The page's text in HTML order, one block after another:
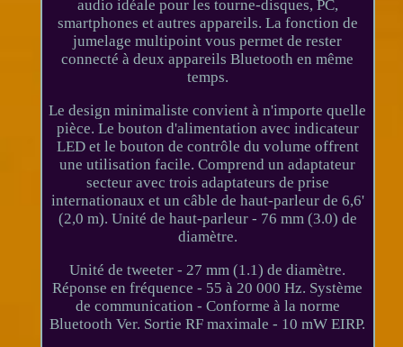
audio idéale pour les tourne-disques, PC,
smartphones et autres appareils. La fonction de
jumelage multipoint vous permet de rester
connecté à deux appareils Bluetooth en même
temps.
Le design minimaliste convient à n'importe quelle
pièce. Le bouton d'alimentation avec indicateur
LED et le bouton de contrôle du volume offrent
une utilisation facile. Comprend un adaptateur
secteur avec trois adaptateurs de prise
internationaux et un câble de haut-parleur de 6,6'
(2,0 m). Unité de haut-parleur - 76 mm (3.0) de
diamètre.
Unité de tweeter - 27 mm (1.1) de diamètre.
Réponse en fréquence - 55 à 20 000 Hz. Système
de communication - Conforme à la norme
Bluetooth Ver. Sortie RF maximale - 10 mW EIRP.